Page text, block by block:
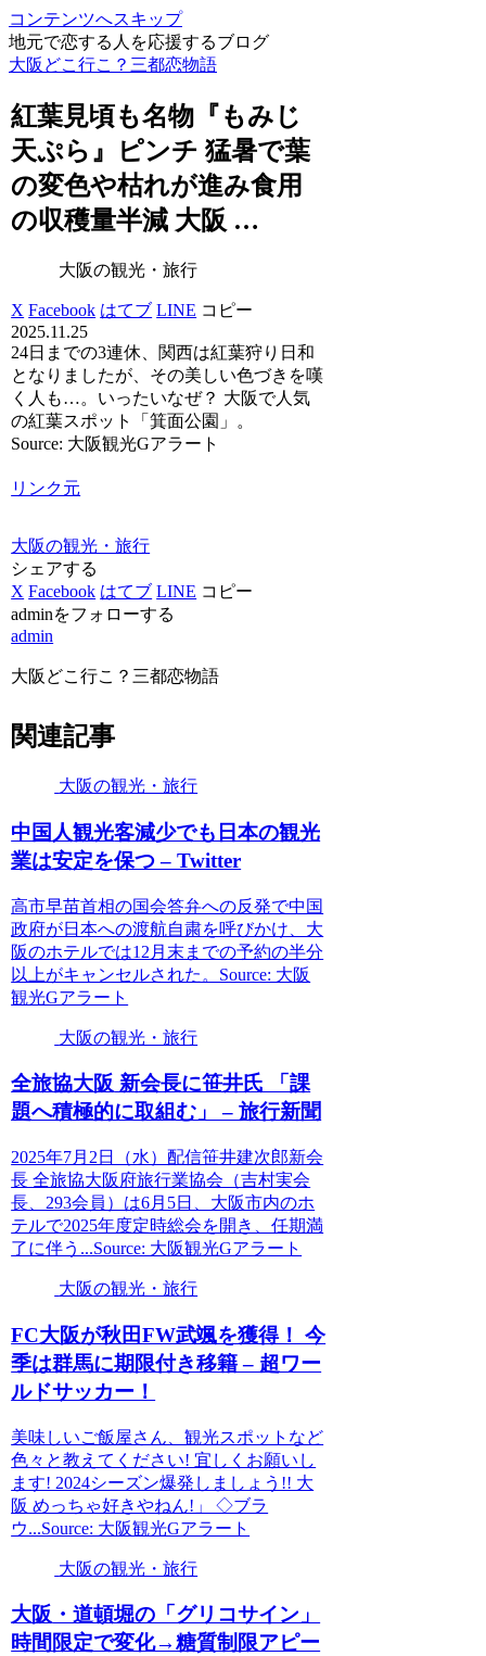
コンテンツへスキップ
地元で恋する人を応援するブログ
大阪どこ行こ？三都恋物語
紅葉見頃も名物『もみじ
天ぷら』ピンチ 猛暑で葉
の変色や枯れが進み食用
の収穫量半減 大阪 …
大阪の観光・旅行
X Facebook はてブ LINE コピー
2025.11.25
24日までの3連休、関西は紅葉狩り日和
となりましたが、その美しい色づきを嘆
く人も…。いったいなぜ？ 大阪で人気
の紅葉スポット「箕面公園」。
Source: 大阪観光Gアラート
リンク元
大阪の観光・旅行
シェアする
X Facebook はてブ LINE コピー
adminをフォローする
admin
大阪どこ行こ？三都恋物語
関連記事
大阪の観光・旅行
中国人観光客減少でも日本の観光
業は安定を保つ – Twitter
高市早苗首相の国会答弁への反発で中国
政府が日本への渡航自粛を呼びかけ、大
阪のホテルでは12月末までの予約の半分
以上がキャンセルされた。Source: 大阪
観光Gアラート
大阪の観光・旅行
全旅協大阪 新会長に笹井氏 「課
題へ積極的に取組む」 – 旅行新聞
2025年7月2日（水）配信笹井建次郎新会
長 全旅協大阪府旅行業協会（吉村実会
長、293会員）は6月5日、大阪市内のホ
テルで2025年度定時総会を開き、任期満
了に伴う...Source: 大阪観光Gアラート
大阪の観光・旅行
FC大阪が秋田FW武颯を獲得！ 今
季は群馬に期限付き移籍 – 超ワー
ルドサッカー！
美味しいご飯屋さん、観光スポットなど
色々と教えてください! 宜しくお願いし
ます! 2024シーズン爆発しましょう!! 大
阪 めっちゃ好きやねん!」 ◇ブラ
ウ...Source: 大阪観光Gアラート
大阪の観光・旅行
大阪 ・道頓堀の「グリコサイン」
時間限定で変化→糖質制限アピー